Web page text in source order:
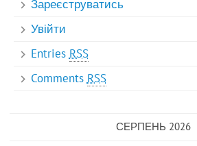
Зареєструватись
Увійти
Entries RSS
CommentsRSS
СЕРПЕНЬ 2026